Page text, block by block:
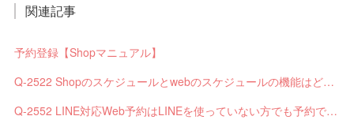
関連記事
予約登録【Shopマニュアル】
Q-2522 Shopのスケジュールとwebのスケジュールの機能はどう違いますか？
Q-2552 LINE対応Web予約はLINEを使っていない方でも予約できますか？